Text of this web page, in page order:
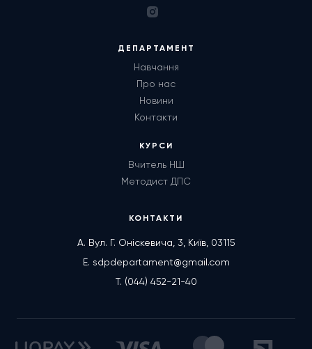
ДЕПАРТАМЕНТ
Навчання
Про нас
Новини
Контакти
КУРСИ
Вчитель НШ
Методист ДПС
КОНТАКТИ
А. Вул. Г. Оніскевича, 3, Київ, 03115
E. sdpdepartament@gmail.com
T. (044) 452-21-40